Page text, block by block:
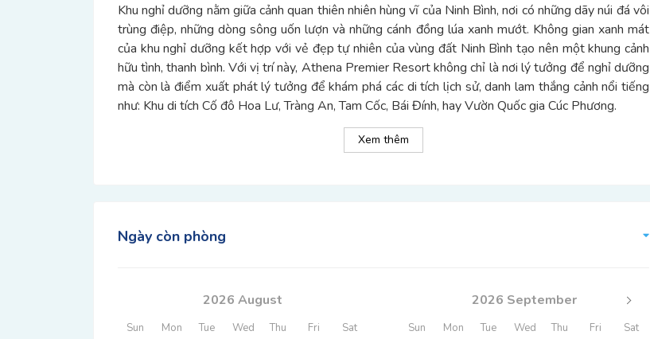
Khu nghỉ dưỡng nằm giữa cảnh quan thiên nhiên hùng vĩ của Ninh Bình, nơi có những dãy núi đá vôi
trùng điệp, những dòng sông uốn lượn và những cánh đồng lúa xanh mướt. Không gian xanh mát
của khu nghỉ dưỡng kết hợp với vẻ đẹp tự nhiên của vùng đất Ninh Bình tạo nên một khung cảnh
hữu tình, thanh bình. Với vị trí này, Athena Premier Resort không chỉ là nơi lý tưởng để nghỉ dưỡng
mà còn là điểm xuất phát lý tưởng để khám phá các di tích lịch sử, danh lam thắng cảnh nổi tiếng
như: Khu di tích Cố đô Hoa Lư, Tràng An, Tam Cốc, Bái Đính, hay Vườn Quốc gia Cúc Phương.
Xem thêm
Ngày còn phòng
2026 August
Sun Mon Tue Wed Thu Fri Sat
2026 September
Sun Mon Tue Wed Thu Fri Sat